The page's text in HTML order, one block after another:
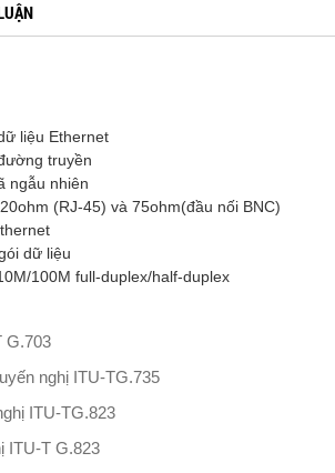
liệu Ethernet
truyền
ngẫu nhiên
(RJ-45) và 75ohm(đầu nối BNC)
dữ liệu
100M full-duplex/half-duplex
G.703
nghị ITU-TG.735
ITU-TG.823
ITU-T G.823